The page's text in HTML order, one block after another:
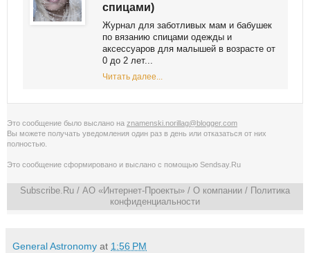
спицами)
Журнал для заботливых мам и бабушек
по вязанию спицами одежды и
аксессуаров для малышей в возрасте от
0 до 2 лет...
Читать далее...
Это сообщение было выслано на znamenski.norillag@blogger.com
Вы можете получать уведомления один раз в день или отказаться от них
полностью
Это сообщение сформировано и выслано с помощью Sendsay.Ru
Subscribe.Ru / АО «Интернет-Проекты» / О компании / Политика
конфиденциальности
General Astronomy at 1:56 PM